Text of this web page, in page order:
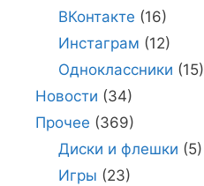
ВКонтакте (16)
Инстаграм (12)
Одноклассники (15)
Новости (34)
Прочее (369)
Диски и флешки (5)
Игры (23)